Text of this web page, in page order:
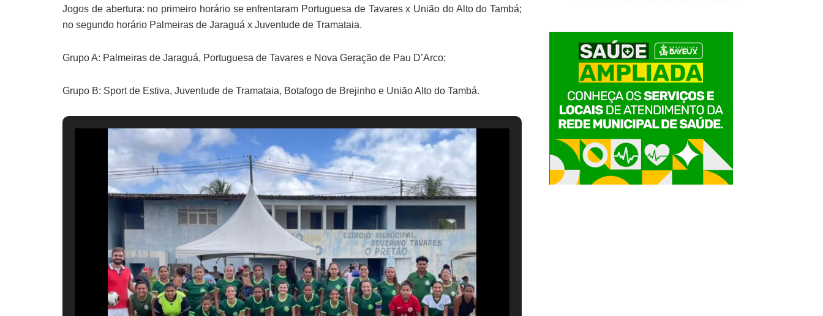
Jogos de abertura: no primeiro horário se enfrentaram Portuguesa de Tavares x União do Alto do Tambá;
no segundo horário Palmeiras de Jaraguá x Juventude de Tramataia.
Grupo A: Palmeiras de Jaraguá, Portuguesa de Tavares e Nova Geração de Pau D’Arco;
Grupo B: Sport de Estiva, Juventude de Tramataia, Botafogo de Brejinho e União Alto do Tambá.